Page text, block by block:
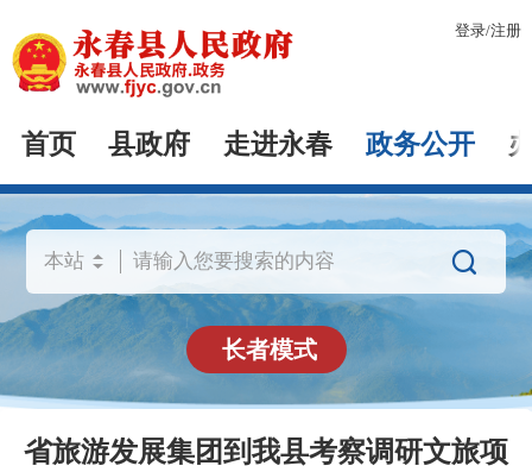
登录/注册
首页 县政府 走进永春 政务公开

长者模式
省旅游发展集团到我县考察调研文旅项